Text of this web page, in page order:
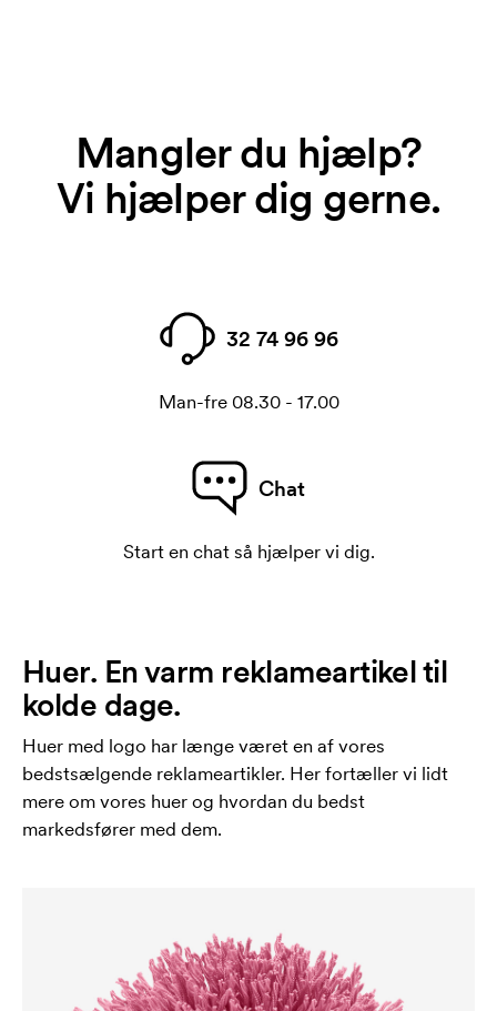
Mangler du hjælp?
Vi hjælper dig gerne.
32 74 96 96
Man-fre 08.30 - 17.00
Chat
Start en chat så hjælper vi dig.
Huer. En varm reklameartikel til
kolde dage.
Huer med logo har længe været en af vores
bedstsælgende reklameartikler. Her fortæller vi lidt
mere om vores huer og hvordan du bedst
markedsfører med dem.